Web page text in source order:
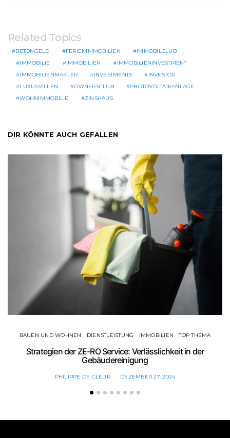
Related Topics
BETONGELD FERIENIMMOBILIEN
IMMOBILCLUB
IMMOBILIE
IMMOBILIEN
IMMOBILIENINVESTMENT
IMMOBILIENMAKLER
INVESTMENTS
INVESTOR
LUXUSVILLEN
OWNERSCLUB
PHOTOVOLTAIKANLAGE
WOHNIMMOBILIE
ZINSHAUS
DIR KÖNNTE AUCH GEFALLEN
BAUEN UND WOHNEN DIENSTLEISTUNG IMMOBILIEN TOP THEMA
Strategien der ZE-RO Service: Verlässlichkeit in der
Gebäudereinigung
PHILIPPE DE CLEUR DEZEMBER 27, 2024